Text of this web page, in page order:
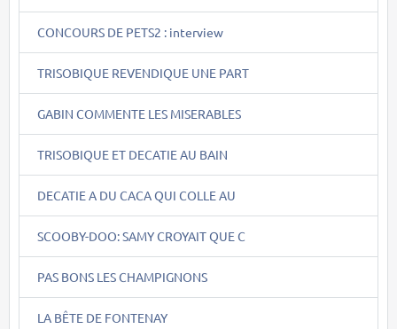
CONCOURS DE PETS2 : interview
TRISOBIQUE REVENDIQUE UNE PART
GABIN COMMENTE LES MISERABLES
TRISOBIQUE ET DECATIE AU BAIN
DECATIE A DU CACA QUI COLLE AU
SCOOBY-DOO: SAMY CROYAIT QUE C
PAS BONS LES CHAMPIGNONS
LA BÊTE DE FONTENAY